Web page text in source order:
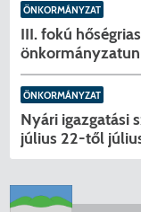
ÖNKORMÁNYZAT
III. fokú
ÖNKORMÁNYZAT
Nyári igazgatási
július 22-től